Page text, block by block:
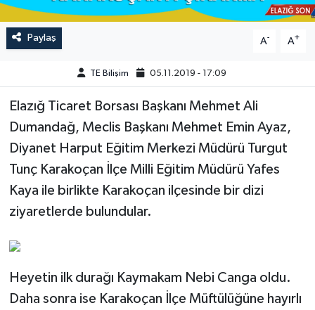
Paylaş A- A+
TE Bilişim 05.11.2019 - 17:09
Elazığ Ticaret Borsası Başkanı Mehmet Ali
Dumandağ, Meclis Başkanı Mehmet Emin Ayaz,
Diyanet Harput Eğitim Merkezi Müdürü Turgut
Tunç Karakoçan İlçe Milli Eğitim Müdürü Yafes
Kaya ile birlikte Karakoçan ilçesinde bir dizi
ziyaretlerde bulundular.
Heyetin ilk durağı Kaymakam Nebi Canga oldu.
Daha sonra ise Karakoçan İlçe Müftülüğüne hayırlı
MEDYA
POLİTİKA
SAĞLIK
SİYASET
SPOR
YAŞAM